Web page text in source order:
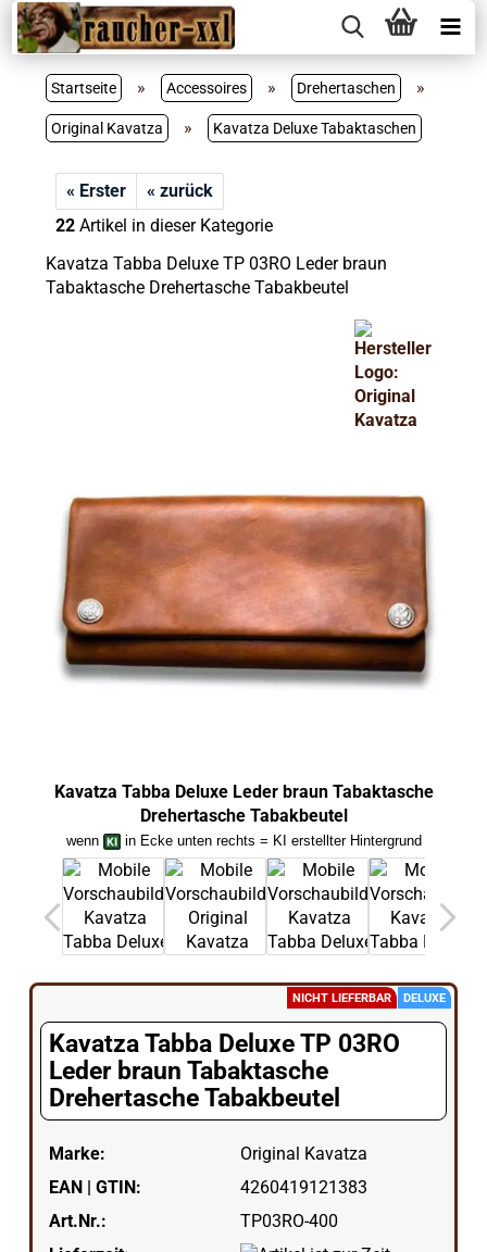
Startseite » Accessoires » Drehertaschen »
Original Kavatza » Kavatza Deluxe Tabaktaschen
« Erster
« zurück
22Artikel in dieser Kategorie
Kavatza Tabba Deluxe TP 03RO Leder braun
Tabaktasche Drehertasche Tabakbeutel
Kavatza Tabba Deluxe Leder braun Tabaktasche
Drehertasche Tabakbeutel
wenn in Ecke unten rechts = KI erstellter Hintergrund
NICHT LIEFERBAR DELUXE
Kavatza Tabba Deluxe TP 03RO
Leder braun Tabaktasche
Drehertasche Tabakbeutel
Marke:
Original Kavatza
EAN | GTIN:
4260419121383
Art.Nr.:
TP03RO-400